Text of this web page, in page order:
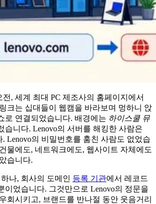
전, 세계 최대 PC 제조사의 홈페이지에서
크는 십대들이 웹캠을 바라보며 멍하니 앉
로 연결되었습니다. 배경에는 하이스쿨 뮤
습니다. Lenovo의 서버를 해킹한 사람은
Lenovo의 비밀번호를 훔친 사람도 없었습
물에도, 네트워크에도, 웹사이트 자체에도
습니다.
나, 회사의 도메인 등록 기관에서 레코드
이었습니다. 그것만으로 Lenovo의 정문을
회시키고, 브랜드를 반나절 동안 웃음거리